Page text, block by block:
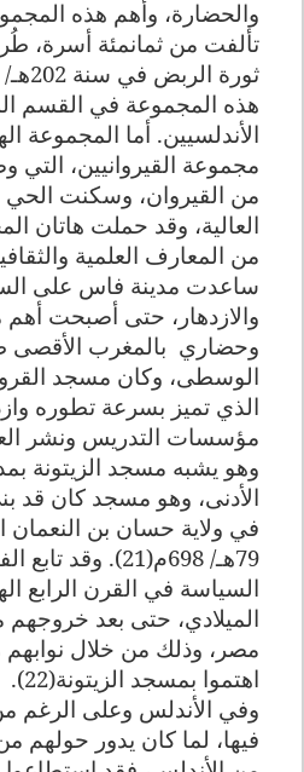
والحضارة، وأهم هذه
تألفت من ثمانمئة أسرة،
هذه المجموعة في القسم
الأندلسيين. أما المجموعة
مجموعة القيروانيين،
من القيروان، وسكنت
العالية، وقد حملت هاتان
من المعارف العلمية
ساعدت مدينة فاس على
والازدهار، حتى أصبحت
وحضاري بالمغرب الأقصى
الوسطى، وكان مسجد
الذي تميز بسرعة تطوره
مؤسسات التدريس ونشر
وهو يشبه مسجد الزيتونة
الأدنى، وهو مسجد كان قد
في ولاية حسان بن
79هـ/ 698م(21).
وقد تابع
السياسة في القرن الرابع
الميلادي، حتى بعد
مصر، وذلك من خلال نوابهم
اهتموا بمسجد الزيتونة(22).
وفي الأندلس وعلى الرغم
فيها، لما كان يدور حولهم